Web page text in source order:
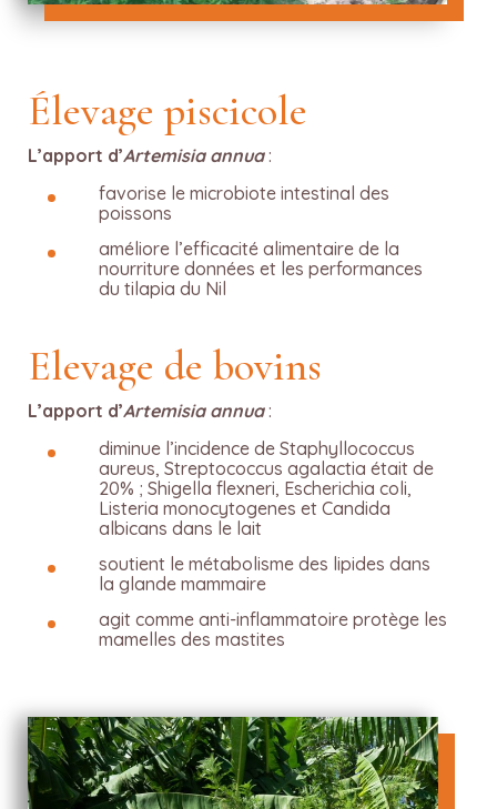
Élevage piscicole
L’apport d’Artemisia annua:
favorise le microbiote intestinal des
poissons
améliore l’efficacité alimentaire de la
nourriture données et les performances
du tilapia du Nil
Elevage de bovins
L’apport d’Artemisia annua:
diminue l’incidence de Staphyllococcus
aureus, Streptococcus agalactia était de
20% ; Shigella flexneri, Escherichia coli,
Listeria monocytogenes et Candida
albicans dans le lait
soutient le métabolisme des lipides dans
la glande mammaire
agit comme anti-inflammatoire protège les
mamelles des mastites